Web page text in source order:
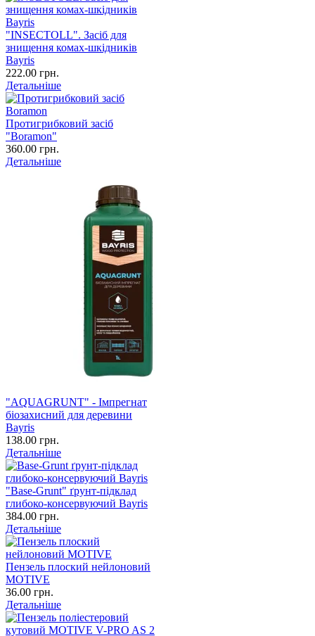
"INSECTOLL". Засіб для
знищення комах-шкідників
Bayris
222.00 грн.
Детальніше
Протигрибковий засіб
"Boramon"
360.00 грн.
Детальніше
"AQUAGRUNT" - Імпрегнат
біозахисний для деревини
Bayris
138.00 грн.
Детальніше
"Base-Grunt" ґрунт-підклад
глибоко-консервуючий Bayris
384.00 грн.
Детальніше
Пензель плоский нейлоновий
MOTIVE
36.00 грн.
Детальніше